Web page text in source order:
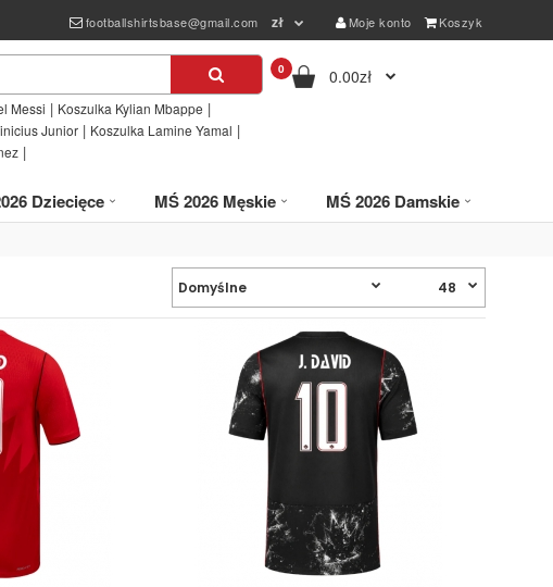
footballshirtsbase@gmail.com zł Moje konto Koszyk
Messi | Koszulka Kylian Mbappe |
Junior | Koszulka Lamine Yamal |
|
0 0.00zł
Dziecięce MŚ 2026 Męskie MŚ 2026 Damskie